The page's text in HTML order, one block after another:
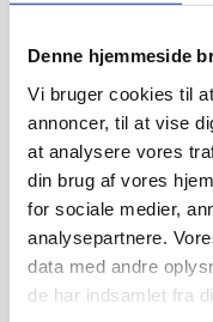
Denne hjemmeside
Vi bruger cookies til
annoncer, til at vise
at analysere vores
din brug af vores
for sociale medier,
analysepartnere.
data med andre
de har indsamlet fra
og
recovery/kondensering
antal
Dybde: 739mm
Højde: 2150mm
Effekt: 12,9 kw
Vægt: 135 kg
Med Eco-Flow
udledningen af